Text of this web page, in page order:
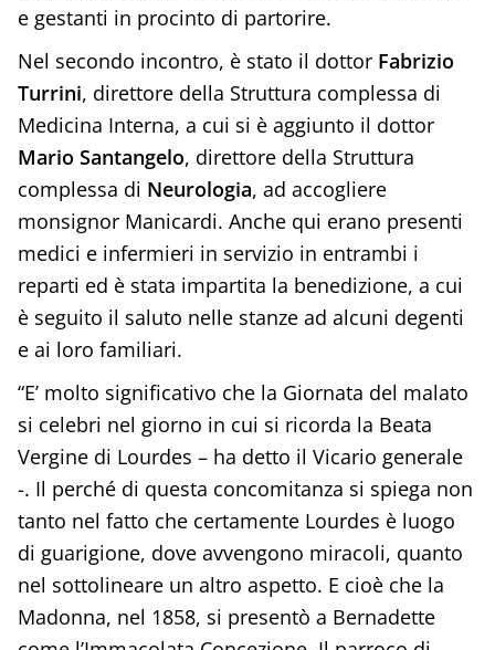
e gestanti in procinto di partorire.
Nel secondo incontro, è stato il dottor Fabrizio
Turrini, direttore della Struttura complessa di
Medicina Interna, a cui si è aggiunto il dottor
Mario Santangelo, direttore della Struttura
complessa di Neurologia, ad accogliere
monsignor Manicardi. Anche qui erano presenti
medici e infermieri in servizio in entrambi i
reparti ed è stata impartita la benedizione, a cui
è seguito il saluto nelle stanze ad alcuni degenti
e ai loro familiari.
“E’ molto significativo che la Giornata del malato
si celebri nel giorno in cui si ricorda la Beata
Vergine di Lourdes – ha detto il Vicario generale
-. Il perché di questa concomitanza si spiega non
tanto nel fatto che certamente Lourdes è luogo
di guarigione, dove avvengono miracoli, quanto
nel sottolineare un altro aspetto. E cioè che la
Madonna, nel 1858, si presentò a Bernadette